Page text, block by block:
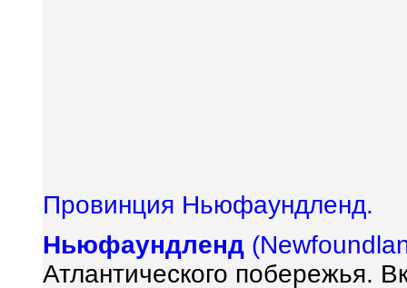
Провинция Ньюфаундленд.
Ньюфаундленд
Атлантического побережья.